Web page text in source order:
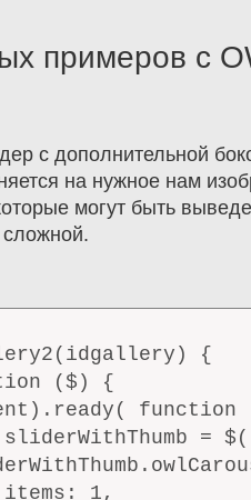
примеров с
с дополнительной
на нужное нам
могут быть
сложной.
{
($) {
function
=
1,